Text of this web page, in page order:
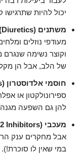
יכול להיות
משתנים (Diuretics):
מעודפי נוזלים
וקוצר נשימה שנגרם
של הלב, אבל הן
חוסמי אלדוסטרון (Aldosterone Antagonists):
ספירונולקטון או
להן גם השפעה
מעכבי SGLT2 (SGLT2 Inhibitors):
אבל מחקרים ענק
במי שאין לו סוכרת!).